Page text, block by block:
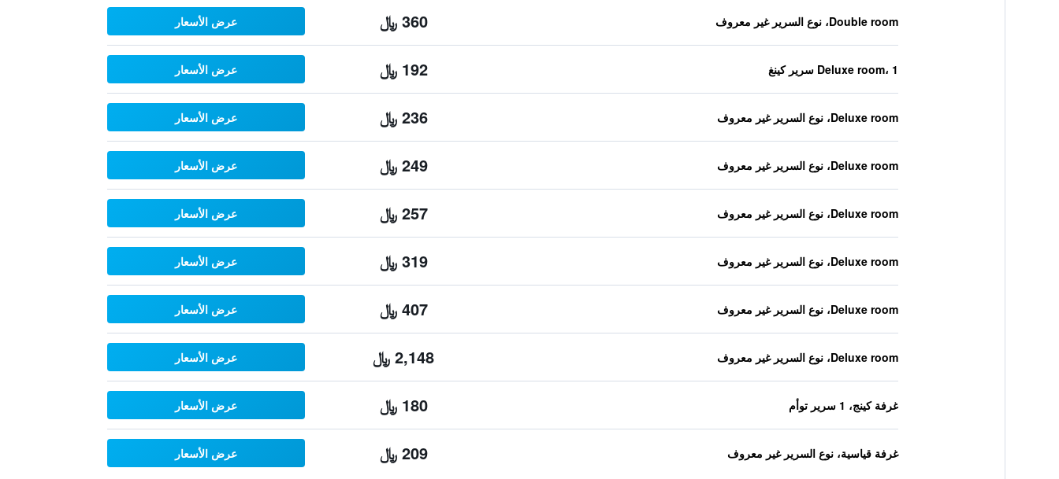
Double room، نوع السرير غير معروف 360 ﷼ عرض الأسعار
Deluxe room، 1 سرير كينغ 192 ﷼ عرض الأسعار
Deluxe room، نوع السرير غير معروف 236 ﷼ عرض الأسعار
Deluxe room، نوع السرير غير معروف 249 ﷼ عرض الأسعار
Deluxe room، نوع السرير غير معروف 257 ﷼ عرض الأسعار
Deluxe room، نوع السرير غير معروف 319 ﷼ عرض الأسعار
Deluxe room، نوع السرير غير معروف 407 ﷼ عرض الأسعار
Deluxe room، نوع السرير غير معروف 2,148 ﷼ عرض الأسعار
غرفة كينج، 1 سرير توأم 180 ﷼ عرض الأسعار
غرفة قياسية، نوع السرير غير معروف 209 ﷼ عرض الأسعار